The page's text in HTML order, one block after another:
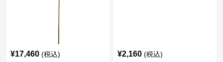
¥17,460 (税込) ¥2,160 (税込)